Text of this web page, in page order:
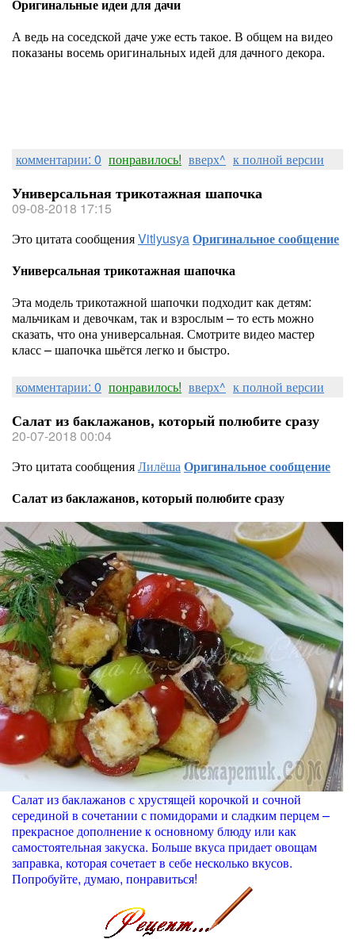
Оригинальные идеи для дачи
А ведь на соседской даче уже есть такое. В общем на видео
показаны восемь оригинальных идей для дачного декора.
комментарии: 0 понравилось! вверх^ к полной версии
Универсальная трикотажная шапочка
09-08-2018 17:15
Это цитата сообщенияVitlyusyaОригинальное сообщение
Универсальная трикотажная шапочка
Эта модель трикотажной шапочки подходит как детям:
мальчикам и девочкам, так и взрослым – то есть можно
сказать, что она универсальная. Смотрите видео мастер
класс – шапочка шьётся легко и быстро.
комментарии: 0 понравилось! вверх^ к полной версии
Салат из баклажанов, который полюбите сразу
20-07-2018 00:04
Это цитата сообщенияЛилёшаОригинальное сообщение
Салат из баклажанов, который полюбите сразу
Салат из баклажанов с хрустящей корочкой и сочной
серединой в сочетании с помидорами и сладким перцем –
прекрасное дополнение к основному блюду или как
самостоятельная закуска. Больше вкуса придает овощам
заправка, которая сочетает в себе несколько вкусов.
Попробуйте, думаю, понравиться!